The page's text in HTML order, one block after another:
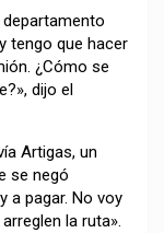
departamento
tengo que hacer
¿Cómo se
dijo el
Artigas, un
se negó
a pagar. No voy
la ruta».